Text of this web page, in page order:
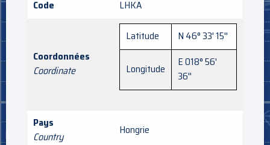
Code
LHKA
Coordonnées
Coordinate
Latitude N 46° 33' 15''
Longitude
E 018° 56'
36''
Pays
Country
Hongrie